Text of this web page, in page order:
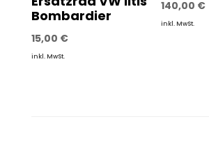
Bombardier
15,00 €
inkl. MwSt.
140,00 €
inkl. MwSt.